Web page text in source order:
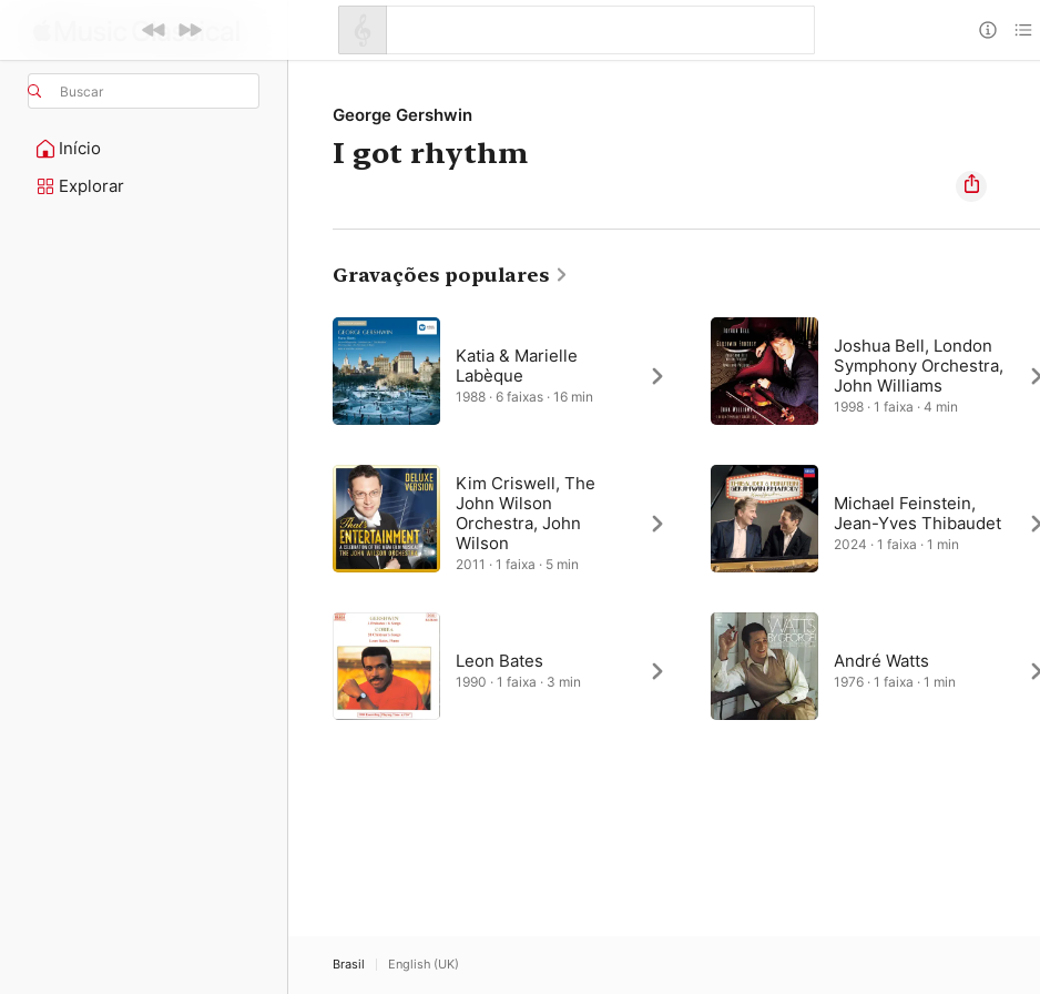
Buscar
Início
Explorar
George Gershwin
I got rhythm
Gravações populares
Katia & Marielle
Labèque
1988 · 6 faixas · 16 min
Kim Criswell, The
John Wilson
Orchestra, John
Wilson
2011 · 1 faixa · 5 min
Leon Bates
1990 · 1 faixa · 3 min
Joshua Bell, London
Symphony Orchestra,
John Williams
1998 · 1 faixa · 4 min
Michael Feinstein,
Jean-Yves Thibaudet
2024 · 1 faixa · 1 min
André Watts
1976 · 1 faixa · 1 min
Brasil English (UK)